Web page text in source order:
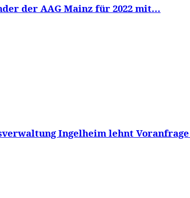
der AAG Mainz für 2022 mit...
Ingelheim lehnt